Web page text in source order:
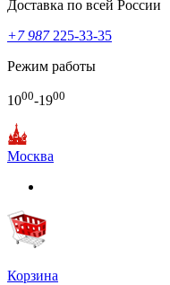
Доставка по всей России
+7 987225-33-35
Режим работы
1000-1900
Москва
Корзина